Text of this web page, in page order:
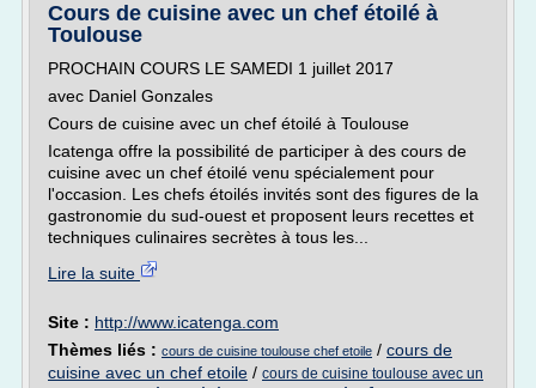
Cours de cuisine avec un chef étoilé à
Toulouse
PROCHAIN COURS LE SAMEDI 1 juillet 2017
avec Daniel Gonzales
Cours de cuisine avec un chef étoilé à Toulouse
Icatenga offre la possibilité de participer à des cours de
cuisine avec un chef étoilé venu spécialement pour
l'occasion. Les chefs étoilés invités sont des figures de la
gastronomie du sud-ouest et proposent leurs recettes et
techniques culinaires secrètes à tous les...
Lire la suite
Site : http://www.icatenga.com
Thèmes liés : cours de cuisine toulouse chef etoile / cours de
cuisine avec un chef etoile / cours de cuisine toulouse avec un